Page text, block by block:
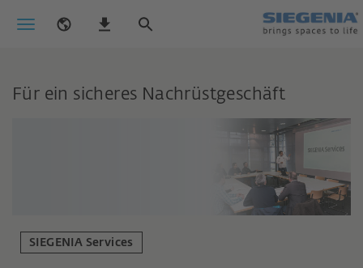
Für ein sicheres Nachrüstgeschäft
SIEGENIA Services